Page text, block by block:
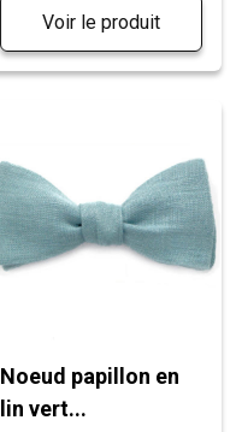
Voir le produit
Noeud papillon en
lin vert...